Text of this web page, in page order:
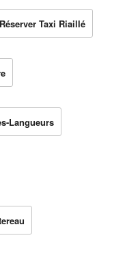
Réserver Taxi Riaillé
Langueurs